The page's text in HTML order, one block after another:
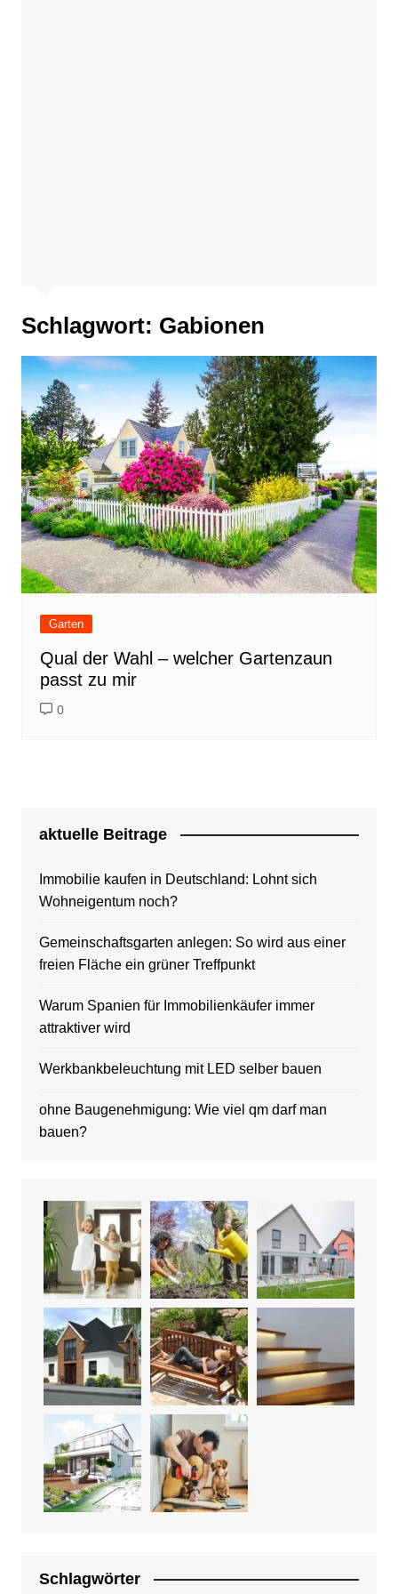
Schlagwort: Gabionen
Garten
Qual der Wahl – welcher Gartenzaun
passt zu mir
0
aktuelle Beitrage
Immobilie kaufen in Deutschland: Lohnt sich
Wohneigentum noch?
Gemeinschaftsgarten anlegen: So wird aus einer
freien Fläche ein grüner Treffpunkt
Warum Spanien für Immobilienkäufer immer
attraktiver wird
Werkbankbeleuchtung mit LED selber bauen
ohne Baugenehmigung: Wie viel qm darf man
bauen?
Schlagwörter